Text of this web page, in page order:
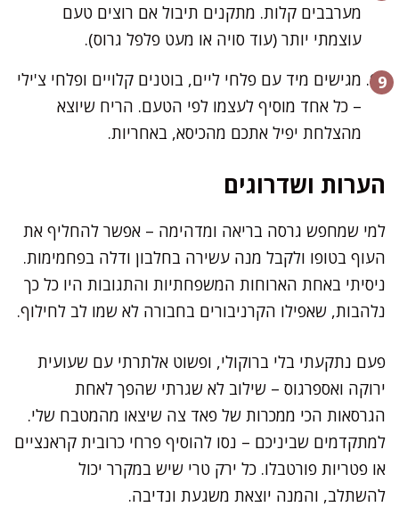
מערבבים קלות. מתקנים תיבול אם רוצים טעם
עוצמתי יותר (עוד סויה או מעט פלפל גרוס).
מגישים מיד עם פלחי ליים, בוטנים קלויים ופלחי צ'ילי
– כל אחד מוסיף לעצמו לפי הטעם. הריח שיוצא
מהצלחת יפיל אתכם מהכיסא, באחריות.
הערות ושדרוגים
למי שמחפש גרסה בריאה ומדהימה – אפשר להחליף את
העוף בטופו ולקבל מנה עשירה בחלבון ודלה בפחמימות.
ניסיתי באחת הארוחות המשפחתיות והתגובות היו כל כך
נלהבות, שאפילו הקרניבורים בחבורה לא שמו לב לחילוף.
פעם נתקעתי בלי ברוקולי, ופשוט אלתרתי עם שעועית
ירוקה ואספרגוס – שילוב לא שגרתי שהפך לאחת
הגרסאות הכי ממכרות של פאד צה שיצאו מהמטבח שלי.
למתקדמים שביניכם – נסו להוסיף פרחי כרובית קראנציים
או פטריות פורטבלו. כל ירק טרי שיש במקרר יכול
להשתלב, והמנה יוצאת משגעת ונדיבה.